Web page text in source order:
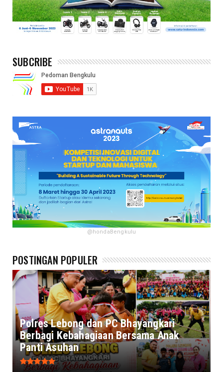
SUBCRIBE
@hondaBengkulu
POSTINGAN POPULER
Polres Lebong dan PC Bhayangkari
Berbagi Kebahagiaan Bersama Anak
Panti Asuhan